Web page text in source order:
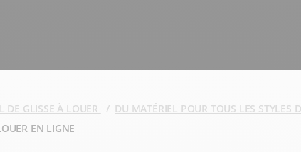
DE GLISSE À LOUER
DU MATÉRIEL POUR TOUS LES STYLES
EN LIGNE